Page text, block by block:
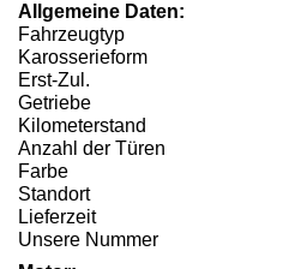
Allgemeine Daten:
Fahrzeugtyp
Karosserieform
Erst-Zul.
Getriebe
Kilometerstand
Anzahl der Türen
Farbe
Standort
Lieferzeit
Unsere Nummer